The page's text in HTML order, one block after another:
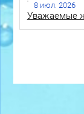
8 июл. 2026
Уважаемые